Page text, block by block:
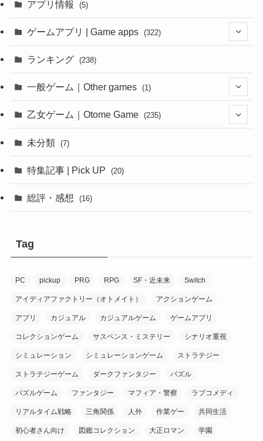
アプリ情報 (5)
ゲームアプリ | Game apps (322)
(1)
(1)
(1)
(6)
(1)
(2)
(1) (1)
(1)
(20)
(1)
(1)
ランキング (238)
一般ゲーム｜Other games (1)
(1)
乙女ゲーム｜Otome Game (235)
(10)
(6)
(8)
(8)
(9)
未分類 (7)
特集記事 | Pick UP (20)
総評・感想 (16)
Tag
PC pickup PRG RPG SF・近未来 Switch
アイディアファクトリー（オトメイト） アクションゲーム
アプリ カジュアル カジュアルゲーム ゲームアプリ
コレクションゲーム サスペンス・ミステリー シナリオ重視
シミュレーション シミュレーションゲーム ストラテジー
ストラテジーゲーム ダークファンタジー パズル
パズルゲーム ファンタジー マフィア・警察 ラブコメディ
リアルタイム戦略 三角関係 人外 作業ゲー 共同生活
初心者さん向け 図鑑コレクション 大正ロマン 学園